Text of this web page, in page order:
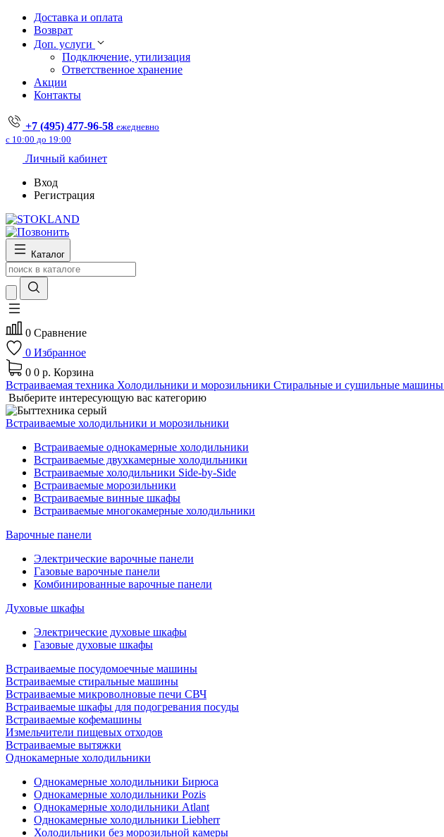
Доставка и оплата
Возврат
Доп. услуги
Подключение, утилизация
Ответственное хранение
Акции
Контакты
+7 (495) 477-96-58 ежедневно
с 10:00 до 19:00
Личный кабинет
Вход
Регистрация
Каталог
0 Сравнение
0 Избранное
0 0 р. Корзина
Встраиваемая техника Холодильники и морозильники Стиральные и сушильные машины
Выберите интересующую вас категорию
Встраиваемые холодильники и морозильники
Встраиваемые однокамерные холодильники
Встраиваемые двухкамерные холодильники
Встраиваемые холодильники Side-by-Side
Встраиваемые морозильники
Встраиваемые винные шкафы
Встраиваемые многокамерные холодильники
Варочные панели
Электрические варочные панели
Газовые варочные панели
Комбинированные варочные панели
Духовые шкафы
Электрические духовые шкафы
Газовые духовые шкафы
Встраиваемые посудомоечные машины
Встраиваемые стиральные машины
Встраиваемые микроволновые печи СВЧ
Встраиваемые шкафы для подогревания посуды
Встраиваемые кофемашины
Измельчители пищевых отходов
Встраиваемые вытяжки
Однокамерные холодильники
Однокамерные холодильники Бирюса
Однокамерные холодильники Pozis
Однокамерные холодильники Atlant
Однокамерные холодильники Liebherr
Холодильники без морозильной камеры